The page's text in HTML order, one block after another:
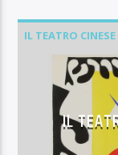
IL TEATRO CINESE
IL